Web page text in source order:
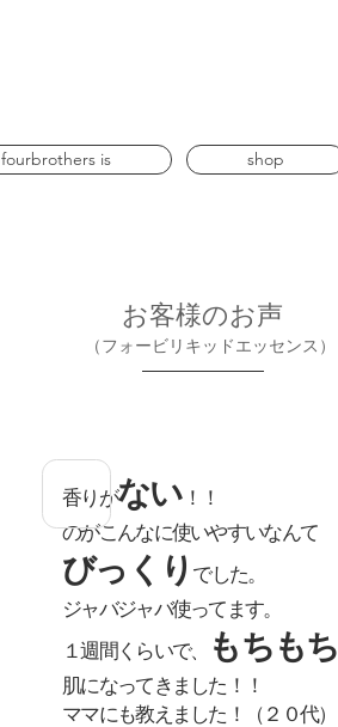
fourbrothers is shop
​お客様のお声
​ （フォービリキッドエッセンス）
​香りがない！！
のがこんなに使いやすいなんて
びっくり でした。
ジャバジャバ使ってます。
１週間くらいで、
もちもち
肌になってきました！！
ママにも教えました！
（２０代）